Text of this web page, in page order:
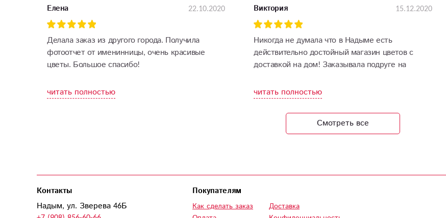
Елена 22.10.2020
Делала заказ из другого города. Получила
фотоотчет от именинницы, очень красивые
цветы. Большое спасибо!
читать полностью
Виктория 15.12.2020
Никогда не думала что в Надыме есть
действительно достойный магазин цветов с
доставкой на дом! Заказывала подруге на
«Мечтательница». Ооооочень довольна!!!
Предварительно перед отправкой предоставили
фото композиции, я была приятно удивлена
насколько прекрасен букет и выглядит лучше
чем представлено на сайте если честно!
читать полностью
Смотреть все
Контакты
Надым, ул. Зверева 46Б
Покупателям
Как сделать заказ
Доставка